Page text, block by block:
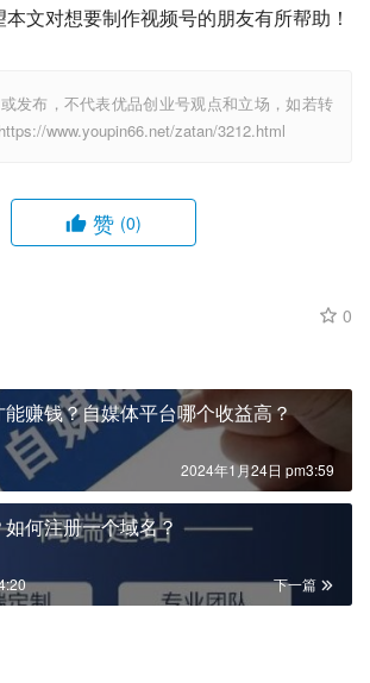
文对想要制作视频号的朋友有所帮助！
发布，不代表优品创业号观点和立场，如若转
www.youpin66.net/zatan/3212.html
赞 (0)
0
赚钱？自媒体平台哪个收益高？
2024年1月24日 pm3:59
何注册一个域名？
下一篇